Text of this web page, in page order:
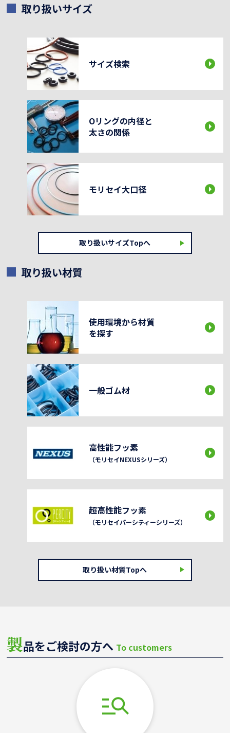
取り扱いサイズ
サイズ検索
Oリングの内径と
太さの関係
モリセイ大口径
取り扱いサイズTopへ
取り扱い材質
使用環境から材質
を探す
一般ゴム材
高性能フッ素
（モリセイNEXUSシリーズ）
超高性能フッ素
（モリセイパーシティーシリーズ）
取り扱い材質Topへ
製品をご検討の方へ To customers